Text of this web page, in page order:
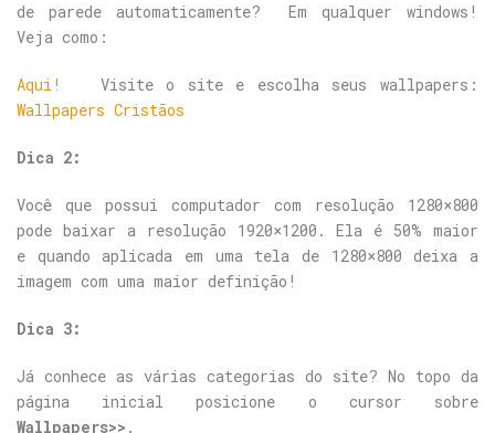
de parede automaticamente? Em qualquer windows!
Veja como:
Aqui!
Visite o site e escolha seus wallpapers:
Wallpapers Cristãos
Dica 2:
Você que possui computador com resolução 1280×800
pode baixar a resolução 1920×1200. Ela é 50% maior
e quando aplicada em uma tela de 1280×800 deixa a
imagem com uma maior definição!
Dica 3:
Já conhece as várias categorias do site? No topo da
página inicial posicione o cursor sobre
Wallpapers>> .